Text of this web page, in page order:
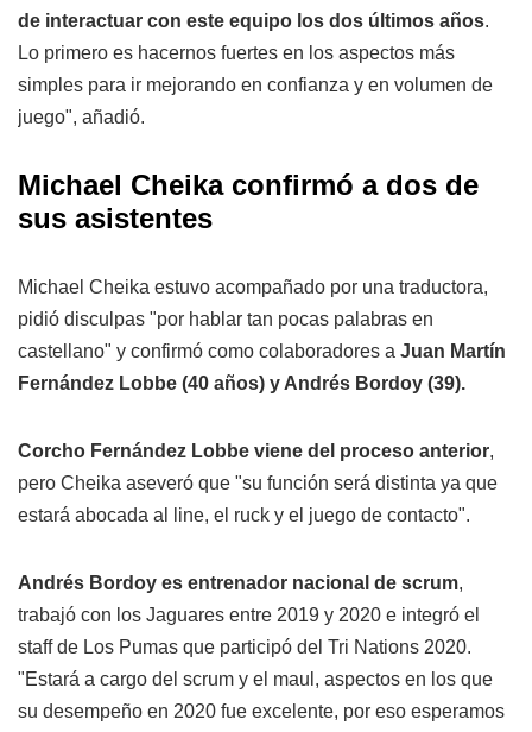
de interactuar con este equipo los dos últimos años.
Lo primero es hacernos fuertes en los aspectos más
simples para ir mejorando en confianza y en volumen de
juego", añadió.
Michael Cheika confirmó a dos de
sus asistentes
Michael Cheika estuvo acompañado por una traductora,
pidió disculpas "por hablar tan pocas palabras en
castellano" y confirmó como colaboradores a Juan Martín
Fernández Lobbe (40 años) y Andrés Bordoy (39).
Corcho Fernández Lobbe viene del proceso anterior,
pero Cheika aseveró que "su función será distinta ya que
estará abocada al line, el ruck y el juego de contacto".
Andrés Bordoy es entrenador nacional de scrum,
trabajó con los Jaguares entre 2019 y 2020 e integró el
staff de Los Pumas que participó del Tri Nations 2020.
"Estará a cargo del scrum y el maul, aspectos en los que
su desempeño en 2020 fue excelente, por eso esperamos